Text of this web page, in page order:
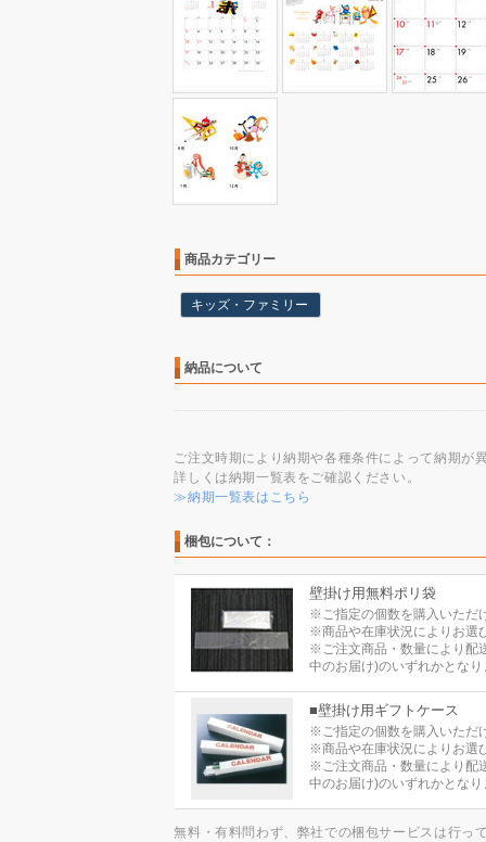
商品カテゴリー
キッズ・ファミリー
納品について
ご注文時期により納期や各種条件によって納期が
詳しくは納期一覧表をご確認ください。
≫納期一覧表はこちら
梱包について：
壁掛け用無料ポリ袋
※ご指定の個数を購入いただ
※商品や在庫状況によりお選
※ご注文商品・数量により配
中のお届け)のいずれかとなり
■壁掛け用ギフトケース
※ご指定の個数を購入いただ
※商品や在庫状況によりお選
※ご注文商品・数量により配
中のお届け)のいずれかとなり
無料・有料問わず、弊社での梱包サービスは行っ